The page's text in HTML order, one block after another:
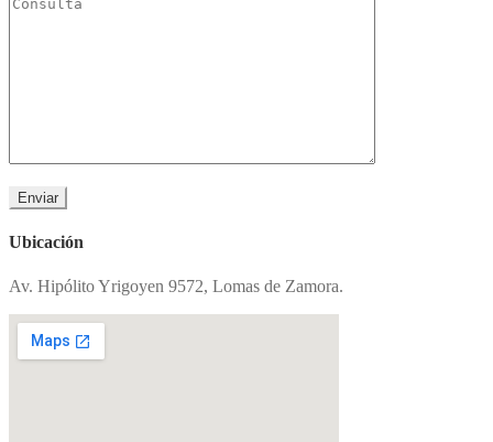
Ubicación
Av. Hipólito Yrigoyen 9572, Lomas de Zamora.